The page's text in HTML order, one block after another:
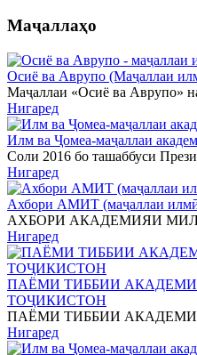
Маҷаллаҳо
Осиё ва Аврупо (Маҷаллаи
Маҷаллаи «Осиё ва Аврупо»
Нигаред
Илм ва Ҷомеа-маҷаллаи
Соли 2016 бо ташаббуси
Нигаред
Ахбори АМИТ (маҷаллаи
АХБОРИ АКАДЕМИЯИ
Нигаред
ПАЁМИ ТИББИИ
ТОҶИКИСТОН
ПАЁМИ ТИББИИ
Нигаред